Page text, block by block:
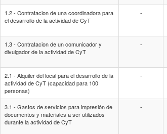
1.2 - Contratacion de una coordinadora para
el desarrollo de la actividad de CyT
-
1.3 - Contratacion de un comunicador y
divulgador de la actividad de CyT
-
2.1 - Alquiler del local para el desarrollo de la
actividad de CyT (capacidad para 100
personas)
-
3.1 - Gastos de servicios para impresión de
documentos y materiales a ser utilizados
durante la actividad de CyT
-